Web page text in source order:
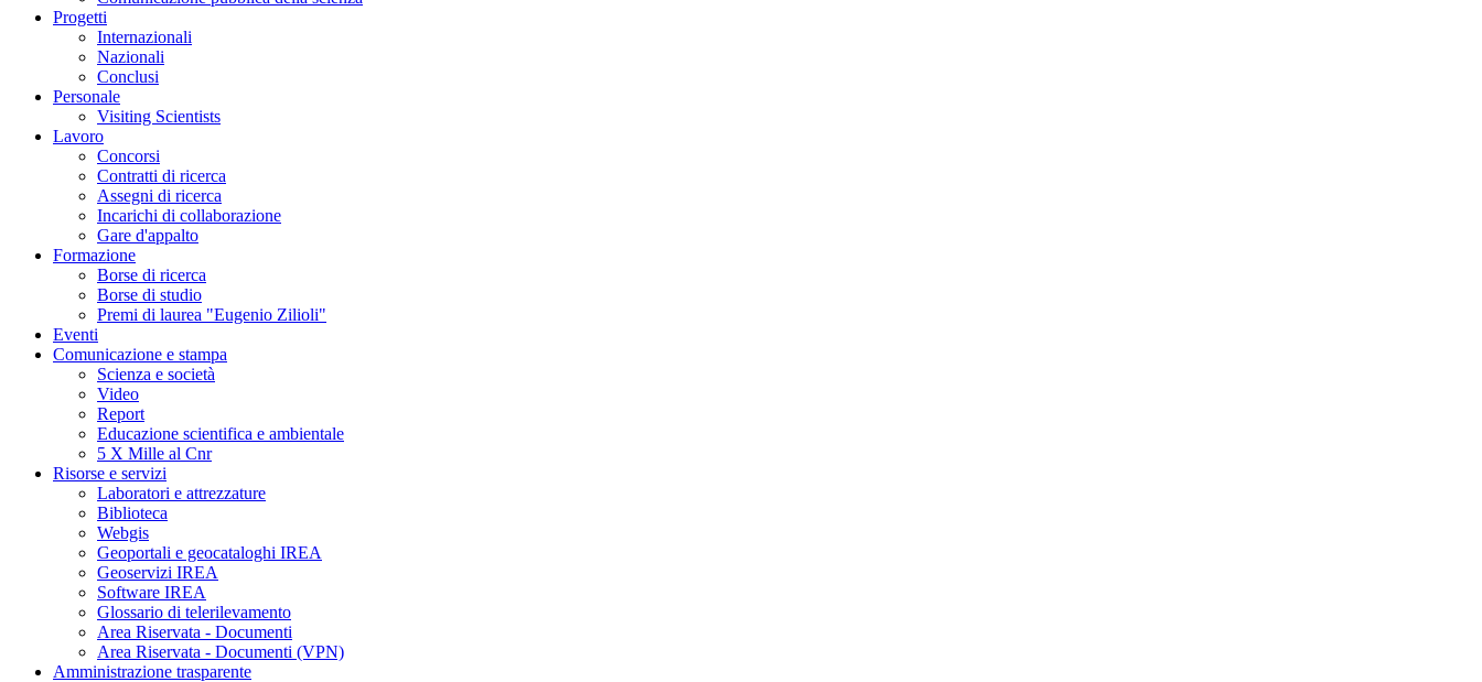
Progetti
Internazionali
Nazionali
Conclusi
Personale
Visiting Scientists
Lavoro
Concorsi
Contratti di ricerca
Assegni di ricerca
Incarichi di collaborazione
Gare d'appalto
Formazione
Borse di ricerca
Borse di studio
Premi di laurea "Eugenio Zilioli"
Eventi
Comunicazione e stampa
Scienza e società
Video
Report
Educazione scientifica e ambientale
5 X Mille al Cnr
Risorse e servizi
Laboratori e attrezzature
Biblioteca
Webgis
Geoportali e geocataloghi IREA
Geoservizi IREA
Software IREA
Glossario di telerilevamento
Area Riservata - Documenti
Area Riservata - Documenti (VPN)
Amministrazione trasparente